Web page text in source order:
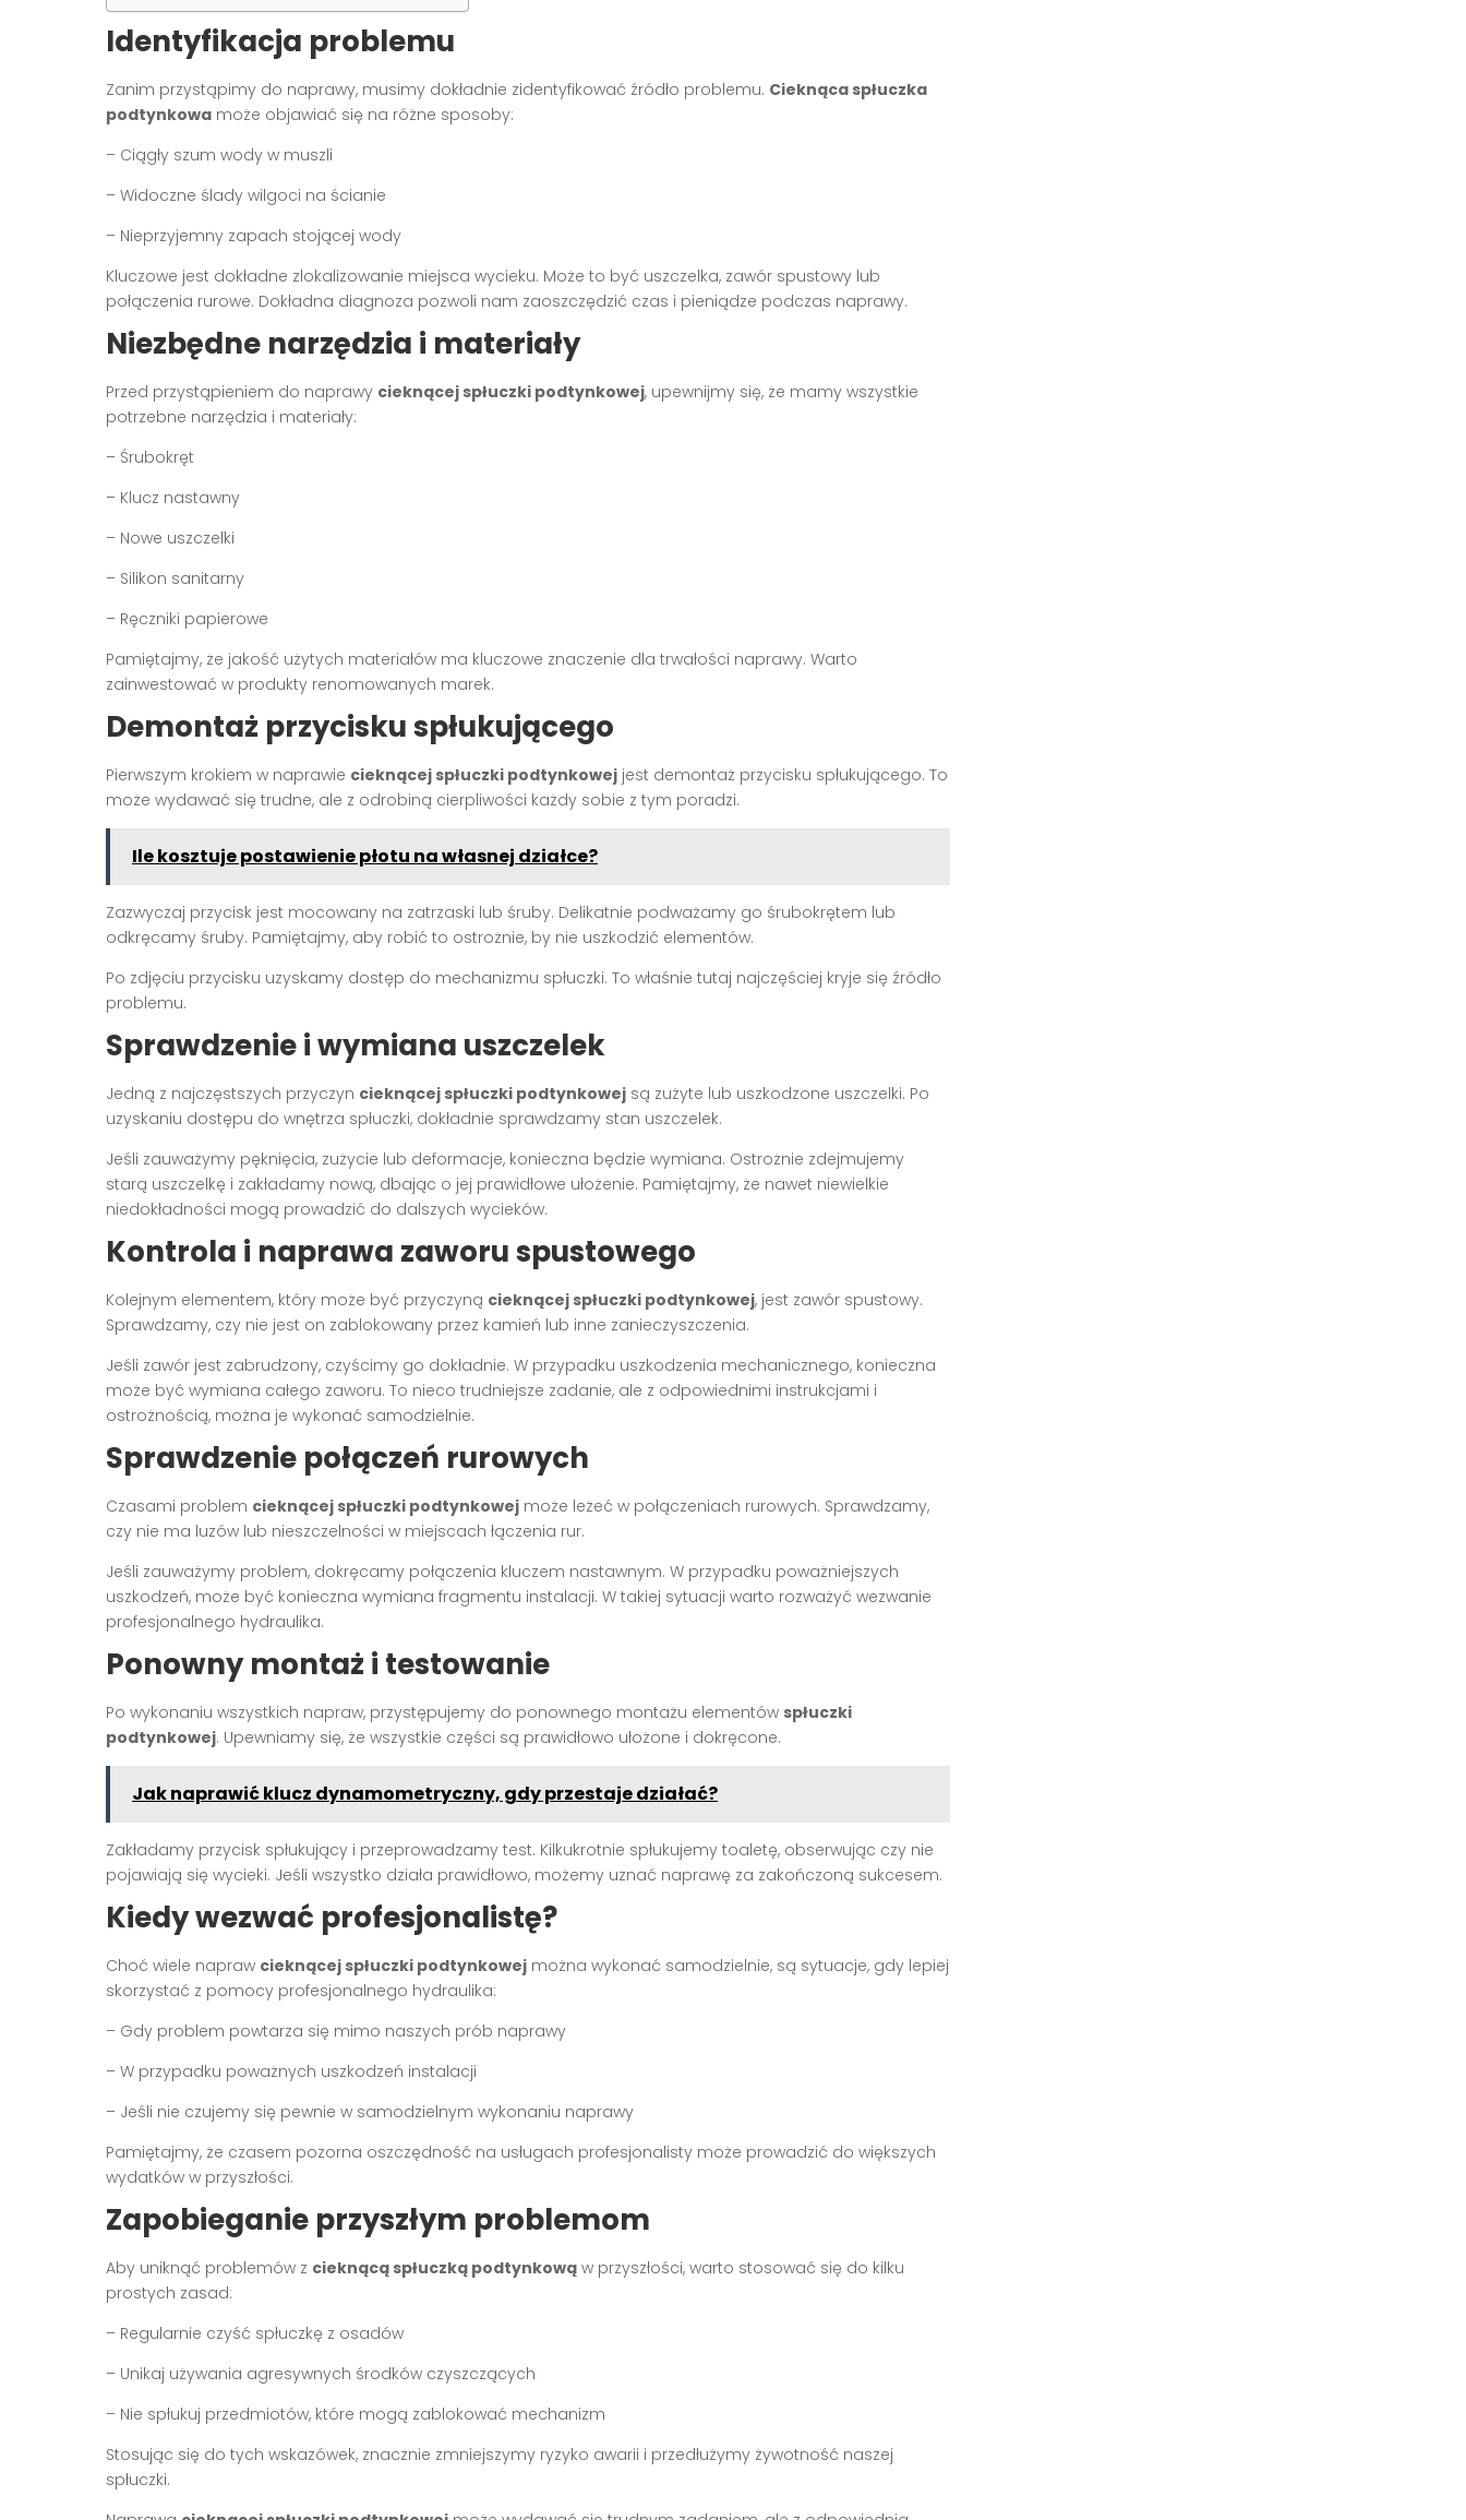
Identyfikacja problemu
Zanim przystąpimy do naprawy, musimy dokładnie zidentyfikować źródło problemu. Cieknąca spłuczka
podtynkowa może objawiać się na różne sposoby:
– Ciągły szum wody w muszli
– Widoczne ślady wilgoci na ścianie
– Nieprzyjemny zapach stojącej wody
Kluczowe jest dokładne zlokalizowanie miejsca wycieku. Może to być uszczelka, zawór spustowy lub
połączenia rurowe. Dokładna diagnoza pozwoli nam zaoszczędzić czas i pieniądze podczas naprawy.
Niezbędne narzędzia i materiały
Przed przystąpieniem do naprawy cieknącej spłuczki podtynkowej, upewnijmy się, że mamy wszystkie
potrzebne narzędzia i materiały:
– Śrubokręt
– Klucz nastawny
– Nowe uszczelki
– Silikon sanitarny
– Ręczniki papierowe
Pamiętajmy, że jakość użytych materiałów ma kluczowe znaczenie dla trwałości naprawy. Warto
zainwestować w produkty renomowanych marek.
Demontaż przycisku spłukującego
Pierwszym krokiem w naprawie cieknącej spłuczki podtynkowej jest demontaż przycisku spłukującego. To
może wydawać się trudne, ale z odrobiną cierpliwości każdy sobie z tym poradzi.
Ile kosztuje postawienie płotu na własnej działce?
Zazwyczaj przycisk jest mocowany na zatrzaski lub śruby. Delikatnie podważamy go śrubokrętem lub
odkręcamy śruby. Pamiętajmy, aby robić to ostrożnie, by nie uszkodzić elementów.
Po zdjęciu przycisku uzyskamy dostęp do mechanizmu spłuczki. To właśnie tutaj najczęściej kryje się źródło
problemu.
Sprawdzenie i wymiana uszczelek
Jedną z najczęstszych przyczyn cieknącej spłuczki podtynkowej są zużyte lub uszkodzone uszczelki. Po
uzyskaniu dostępu do wnętrza spłuczki, dokładnie sprawdzamy stan uszczelek.
Jeśli zauważymy pęknięcia, zużycie lub deformacje, konieczna będzie wymiana. Ostrożnie zdejmujemy
starą uszczelkę i zakładamy nową, dbając o jej prawidłowe ułożenie. Pamiętajmy, że nawet niewielkie
niedokładności mogą prowadzić do dalszych wycieków.
Kontrola i naprawa zaworu spustowego
Kolejnym elementem, który może być przyczyną cieknącej spłuczki podtynkowej, jest zawór spustowy.
Sprawdzamy, czy nie jest on zablokowany przez kamień lub inne zanieczyszczenia.
Jeśli zawór jest zabrudzony, czyścimy go dokładnie. W przypadku uszkodzenia mechanicznego, konieczna
może być wymiana całego zaworu. To nieco trudniejsze zadanie, ale z odpowiednimi instrukcjami i
ostrożnością, można je wykonać samodzielnie.
Sprawdzenie połączeń rurowych
Czasami problem cieknącej spłuczki podtynkowej może leżeć w połączeniach rurowych. Sprawdzamy,
czy nie ma luzów lub nieszczelności w miejscach łączenia rur.
Jeśli zauważymy problem, dokręcamy połączenia kluczem nastawnym. W przypadku poważniejszych
uszkodzeń, może być konieczna wymiana fragmentu instalacji. W takiej sytuacji warto rozważyć wezwanie
profesjonalnego hydraulika.
Ponowny montaż i testowanie
Po wykonaniu wszystkich napraw, przystępujemy do ponownego montażu elementów spłuczki
podtynkowej. Upewniamy się, że wszystkie części są prawidłowo ułożone i dokręcone.
Jak naprawić klucz dynamometryczny, gdy przestaje działać?
Zakładamy przycisk spłukujący i przeprowadzamy test. Kilkukrotnie spłukujemy toaletę, obserwując czy nie
pojawiają się wycieki. Jeśli wszystko działa prawidłowo, możemy uznać naprawę za zakończoną sukcesem.
Kiedy wezwać profesjonalistę?
Choć wiele napraw cieknącej spłuczki podtynkowej można wykonać samodzielnie, są sytuacje, gdy lepiej
skorzystać z pomocy profesjonalnego hydraulika:
– Gdy problem powtarza się mimo naszych prób naprawy
– W przypadku poważnych uszkodzeń instalacji
– Jeśli nie czujemy się pewnie w samodzielnym wykonaniu naprawy
Pamiętajmy, że czasem pozorna oszczędność na usługach profesjonalisty może prowadzić do większych
wydatków w przyszłości.
Zapobieganie przyszłym problemom
Aby uniknąć problemów z cieknącą spłuczką podtynkową w przyszłości, warto stosować się do kilku
prostych zasad:
– Regularnie czyść spłuczkę z osadów
– Unikaj używania agresywnych środków czyszczących
– Nie spłukuj przedmiotów, które mogą zablokować mechanizm
Stosując się do tych wskazówek, znacznie zmniejszymy ryzyko awarii i przedłużymy żywotność naszej
spłuczki.